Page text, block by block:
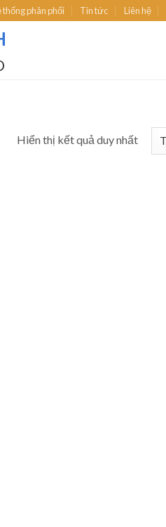
thống phân phối Tin tức Liên hệ
Hiển thị kết quả duy nhất